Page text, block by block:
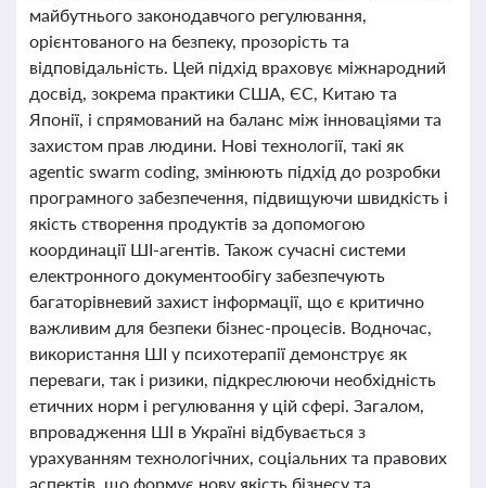
майбутнього законодавчого регулювання,
орієнтованого на безпеку, прозорість та
відповідальність. Цей підхід враховує міжнародний
досвід, зокрема практики США, ЄС, Китаю та
Японії, і спрямований на баланс між інноваціями та
захистом прав людини. Нові технології, такі як
agentic swarm coding, змінюють підхід до розробки
програмного забезпечення, підвищуючи швидкість і
якість створення продуктів за допомогою
координації ШІ-агентів. Також сучасні системи
електронного документообігу забезпечують
багаторівневий захист інформації, що є критично
важливим для безпеки бізнес-процесів. Водночас,
використання ШІ у психотерапії демонструє як
переваги, так і ризики, підкреслюючи необхідність
етичних норм і регулювання у цій сфері. Загалом,
впровадження ШІ в Україні відбувається з
урахуванням технологічних, соціальних та правових
аспектів, що формує нову якість бізнесу та